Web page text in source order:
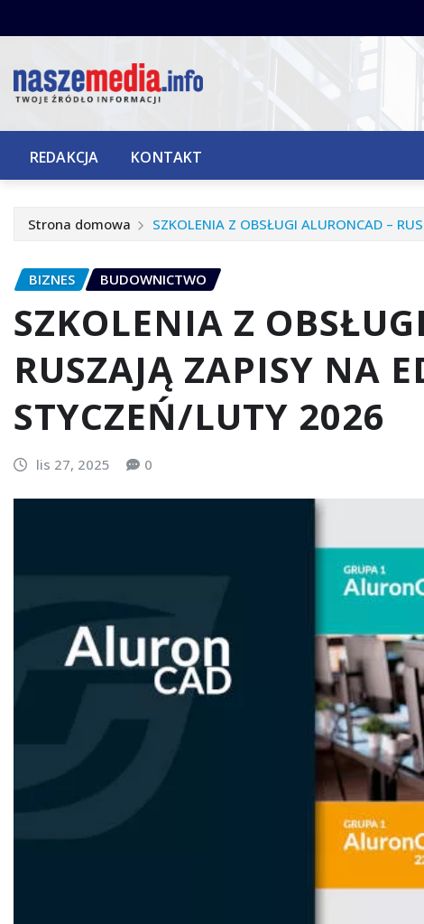
do
REDAKCJA KONTAKT
Strona domowa SZKOLENIA Z OBSŁUGI ALURONCAD –
BIZNES BUDOWNICTWO
SZKOLENIA Z
RUSZAJĄ ZAPISY NA
STYCZEŃ/LUTY 2026
lis 27, 2025 0